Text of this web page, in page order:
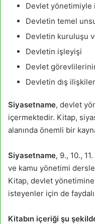
Devlet
Devletin temel
Devletin kuruluşu ve
Devletin işleyişi
Devlet
Devletin dış
Siyasetname, devlet
içermektedir. Kitap,
alanında önemli bir
Siyasetname, 9., 10.,
ve kamu yönetimi
Kitap, devlet
isteyenler için de
Kitabın içeriği şu